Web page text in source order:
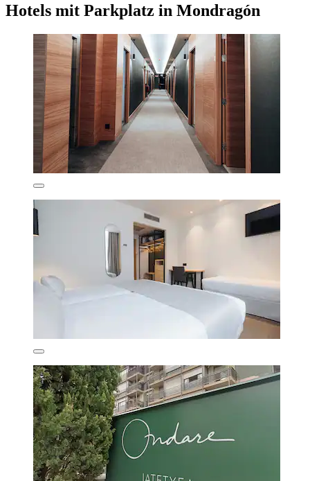
Hotels mit Parkplatz in Mondragón